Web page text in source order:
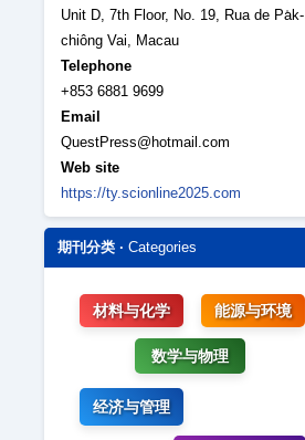
Unit D, 7th Floor, No. 19, Rua de Pa̍k-
chiông Vai, Macau
Telephone
+853 6881 9699
Email
QuestPress@hotmail.com
Web site
https://ty.scionline2025.com
期刊分类 · Categories
材料与化学 能源与环境
数学与物理
经济与管理